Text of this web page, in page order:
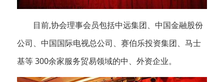
目前,协会理事会员包括中远集团、中国金融股份
公司、中国国际电视总公司、赛伯乐投资集团、马士
基等 300余家服务贸易领域的中、外资企业。